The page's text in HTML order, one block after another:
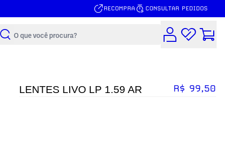
RECOMPRA CONSULTAR PEDIDOS
Buscar
LENTES LIVO LP 1.59 AR R$ 99,50